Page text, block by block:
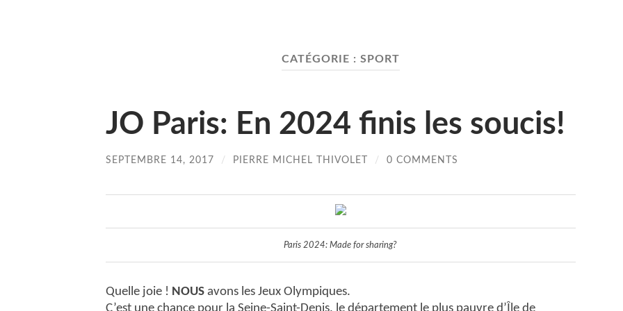
CATÉGORIE : SPORT
JO Paris: En 2024 finis les soucis!
SEPTEMBRE 14, 2017 / PIERRE MICHEL THIVOLET / 0 COMMENTS
Paris 2024: Made for sharing?
Quelle joie ! NOUS avons les Jeux Olympiques.